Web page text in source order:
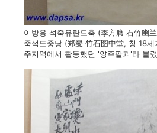
이방응 석죽유란도축 (李方膺 石竹幽
죽석도중당 (郑燮 竹石图中堂, 청 18
주지역에서 활동했던 '양주팔괴'라 불